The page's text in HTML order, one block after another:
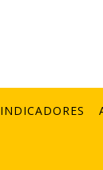
INDICADORES